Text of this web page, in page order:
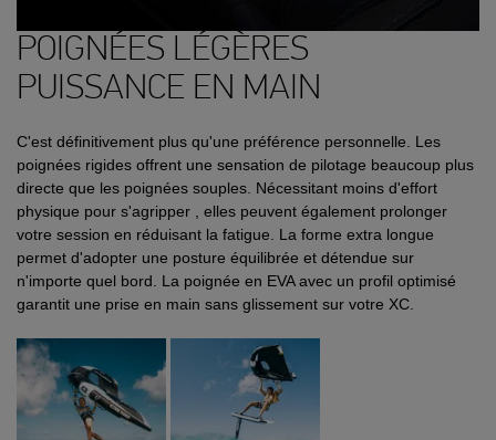
POIGNÉES LÉGÈRES
PUISSANCE EN MAIN
C'est définitivement plus qu'une préférence personnelle. Les
poignées rigides offrent une sensation de pilotage beaucoup plus
directe que les poignées souples. Nécessitant moins d'effort
physique pour s'agripper , elles peuvent également prolonger
votre session en réduisant la fatigue. La forme extra longue
permet d'adopter une posture équilibrée et détendue sur
n'importe quel bord. La poignée en EVA avec un profil optimisé
garantit une prise en main sans glissement sur votre XC.